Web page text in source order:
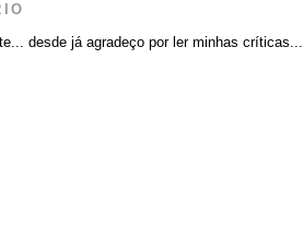
desde já agradeço por ler minhas críticas...